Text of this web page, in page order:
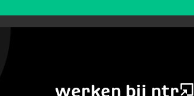
werken bij ntr